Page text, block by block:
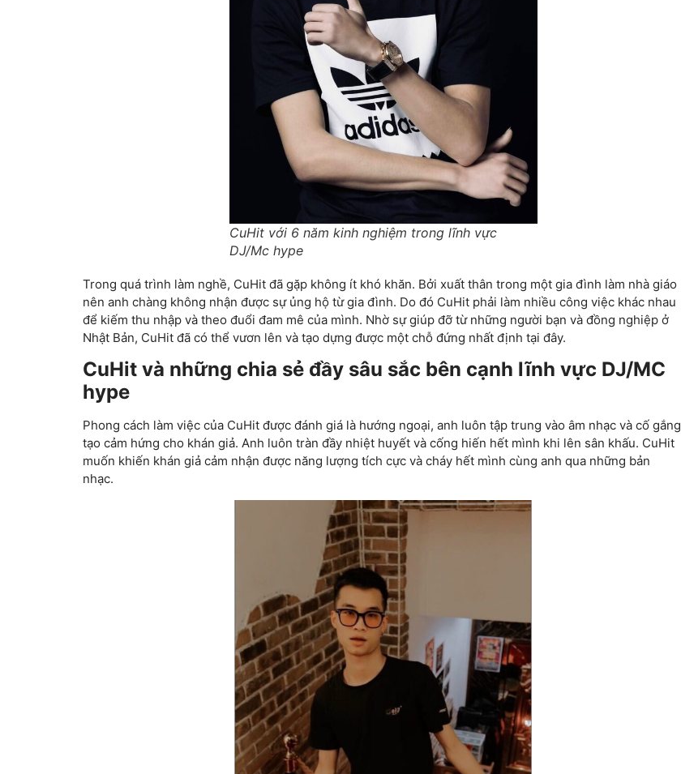
CuHit với 6 năm kinh nghiệm trong lĩnh vực
DJ/Mc hype
Trong quá trình làm nghề, CuHit đã gặp không ít khó khăn. Bởi xuất thân trong một gia đình làm nhà giáo
nên anh chàng không nhận được sự ủng hộ từ gia đình. Do đó CuHit phải làm nhiều công việc khác nhau
để kiếm thu nhập và theo đuổi đam mê của mình. Nhờ sự giúp đỡ từ những người bạn và đồng nghiệp ở
Nhật Bản, CuHit đã có thể vươn lên và tạo dựng được một chỗ đứng nhất định tại đây.
CuHit và những chia sẻ đầy sâu sắc bên cạnh lĩnh vực DJ/MC
hype
Phong cách làm việc của CuHit được đánh giá là hướng ngoại, anh luôn tập trung vào âm nhạc và cố gắng
tạo cảm hứng cho khán giả. Anh luôn tràn đầy nhiệt huyết và cống hiến hết mình khi lên sân khấu. CuHit
muốn khiến khán giả cảm nhận được năng lượng tích cực và cháy hết mình cùng anh qua những bản
nhạc.